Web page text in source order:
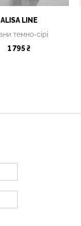
ALISA LINE
темно-сірі
1 795 ₴